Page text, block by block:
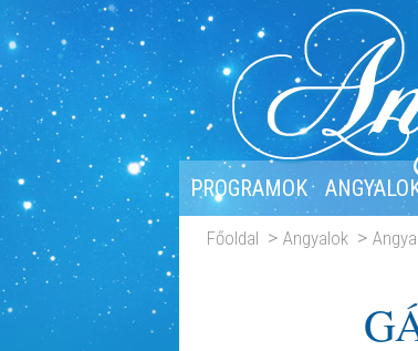
PROGRAMOK
Főoldal Angyalok